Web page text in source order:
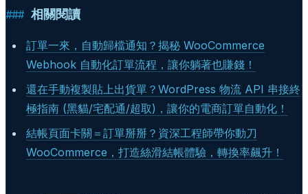
相關閱讀
訂單一來，自動歸檔通知？揭秘 WooCommerce
Webhook 自動化訂單流程，讓你躺著也賺錢！
還在手動複製貼上出貨單？WordPress 物流 API 串接終
極指南 (黑貓/宅配通/超取)，讓你的電商訂單自動化！
結帳頁面卡關＝訂單掰掰？資深工程師帶你動刀
WooCommerce，打造絲滑結帳體驗，轉換率飆升！